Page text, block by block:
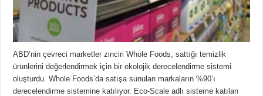
ABD’nin çevreci marketler zinciri Whole Foods, sattığı temizlik
ürünlerini değerlendirmek için bir ekolojik derecelendirme sistemi
oluşturdu. Whole Foods’da satışa sunulan markaların %90’ı
derecelendirme sistemine katılıyor. Eco-Scale adlı sisteme katılan